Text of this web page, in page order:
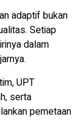
adaptif bukan
Setiap
dalam
UPT
serta
pemetaan